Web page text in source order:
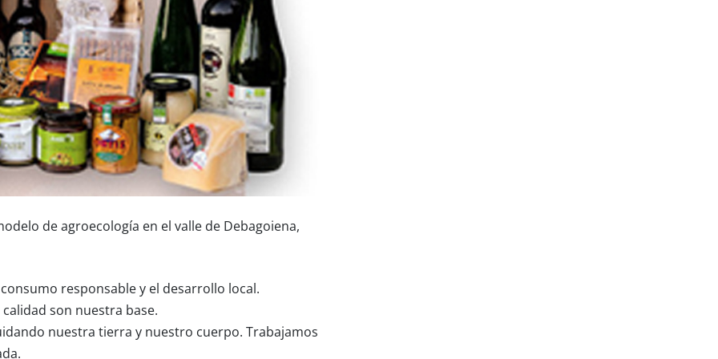
de agroecología en el valle de Debagoiena,
responsable y el desarrollo local.
son nuestra base.
nuestra tierra y nuestro cuerpo. Trabajamos